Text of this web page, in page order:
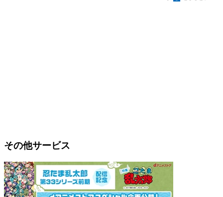
その他サービス